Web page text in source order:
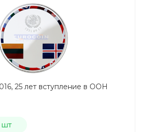
25 лет вступление в ООН
шт